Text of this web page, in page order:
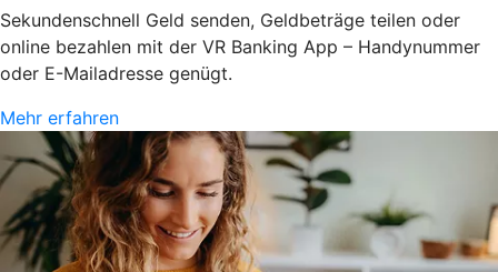
Sekundenschnell Geld senden, Geldbeträge teilen oder
online bezahlen mit der VR Banking App – Handynummer
oder E-Mailadresse genügt.
Mehr erfahren